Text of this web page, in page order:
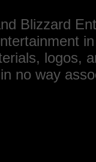
Blizzard
logos,
no way